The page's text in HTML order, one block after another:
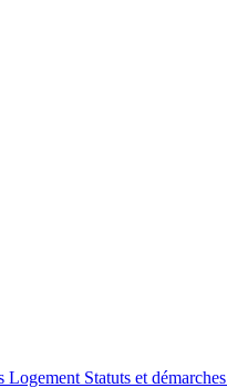
Logement Statuts et démarches